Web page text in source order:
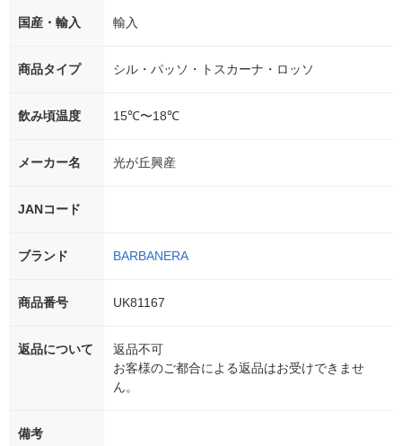
国産・輸入 輸入
商品タイプ シル・パッソ・トスカーナ・ロッソ
飲み頃温度 15℃〜18℃
メーカー名 光が丘興産
JANコード
ブランド BARBANERA
商品番号 UK81167
返品について
返品不可
お客様のご都合による返品はお受けできませ
ん。
備考